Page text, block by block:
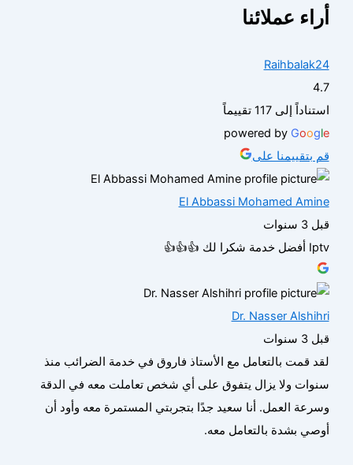
أراء عملائنا
Raihbalak24
4.7
استناداً إلى 117 تقييماً
powered byGoogl
قم بتقييمنا على
El Abbassi Mohamed Amine
قبل 3 سنوات
Iptv أفضل خدمة شكرا لك 👍👍👍
Dr. Nasser Alshihri
قبل 3 سنوات
لقد قمت بالتعامل مع الأستاذ فاروق في خدمة الضرائب منذ
سنوات ولا يزال يتفوق على أي شخص تعاملت معه في الدقة
وسرعة العمل. أنا سعيد جدًا بتجربتي المستمرة معه وأود أن
أوصي بشدة بالتعامل معه.